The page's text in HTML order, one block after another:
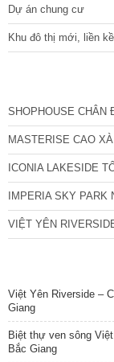
Dự án chung cư
Khu đô thị mới, liền
SHOPHOUSE CHÂN
MASTERISE CAO
ICONIA LAKESIDE
IMPERIA SKY PARK
VIỆT YÊN
Việt Yên Riverside –
Giang
Biệt thự ven sông
Bắc Giang